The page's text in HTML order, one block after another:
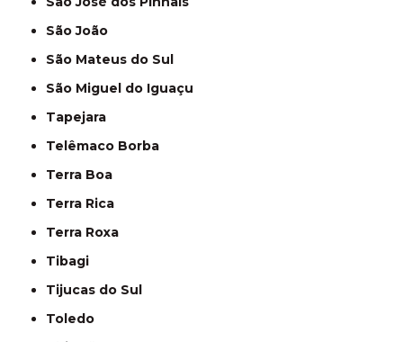
São João
São Mateus do Sul
São Miguel do Iguaçu
Tapejara
Telêmaco Borba
Terra Boa
Terra Rica
Terra Roxa
Tibagi
Tijucas do Sul
Toledo